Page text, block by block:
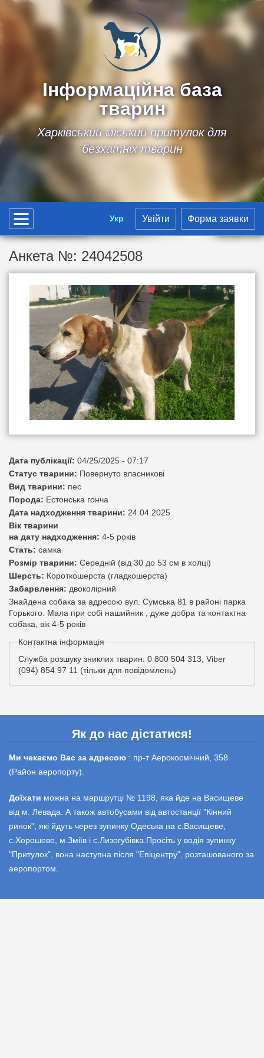
Інформаційна база
тварин
Харківський міський притулок для
безхатніх тварин
Укр Увійти Форма заявки
Анкета №: 24042508
Дата публікації: 04/25/2025 - 07:17
Статус тварини: Повернуто власникові
Вид тварини: пес
Порода: Естонська гонча
Дата надходження тварини: 24.04.2025
Вік тварини
на дату надходження: 4-5 років
Стать: самка
Розмір тварини: Середній (від 30 до 53 см в холці)
Шерсть: Короткошерста (гладкошерста)
Забарвлення: двоколірний
Знайдена собака за адресою вул. Сумська 81 в районі парка
Горького. Мала при собі нашийник , дуже добра та контактна
собака, вік 4-5 років
Контактна інформація
Служба розшуку зниклих тварин: 0 800 504 313, Viber
(094) 854 97 11 (тільки для повідомлень)
Як до нас дістатися!
Ми чекаємо Вас за адресою : пр-т Аерокосмічний, 358
(Район аеропорту).
Доїхати можна на маршрутці № 1198, яка йде на Васищеве
від м. Левада. А також автобусами від автостанції "Кінний
ринок", які йдуть через зупинку Одеська на с.Васищеве,
с.Хорошеве, м.Зміїв і с.Лизогубівка.Просіть у водія зупинку
"Притулок", вона наступна після "Епіцентру", розташованого за
аеропортом.